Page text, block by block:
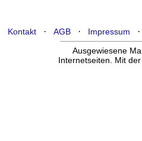
Kontakt· AGB· Impressum ·
Ausgewiesene
Internetseiten. Mit